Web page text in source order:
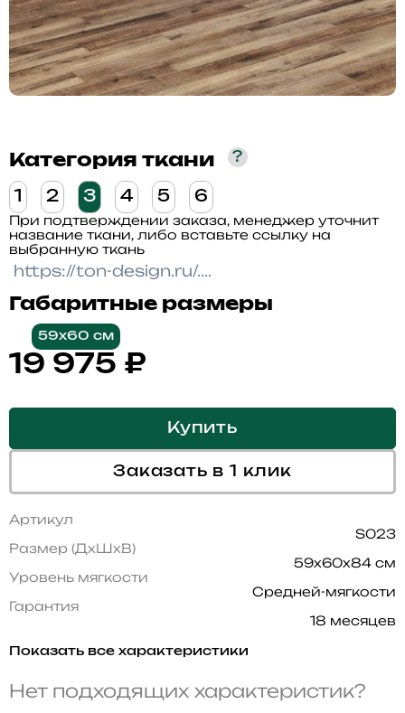
Категория ткани ?
1 2 3 4 5 6
При подтверждении заказа, менеджер уточнит
название ткани, либо вставьте ссылку на
выбранную ткань
Габаритные размеры
59x60 см
19 975 ₽
Купить
Заказать в 1 клик
Артикул
S023
Размер (ДхШхВ)
59x60x84 см
Уровень мягкости
Средней-мягкости
Гарантия
18 месяцев
Показать все характеристики
Нет подходящих характеристик?